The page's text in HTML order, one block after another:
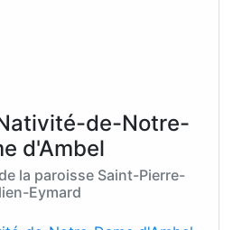
de-Notre-
d'Ambel
la paroisse Saint-Pierre-
Eymard